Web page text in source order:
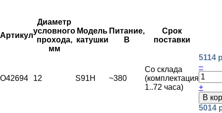
Артикул
Диаметр
условного
прохода,
мм
Модель
катушки
Питание,
В
Срок
поставки
O42694 12 S91H ~380
Со склада
(комплектация
1..72 часа)
5114
–
+
В
5014